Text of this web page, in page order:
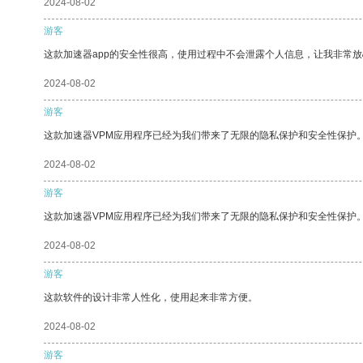
2024-08-02
游客
这款加速器app的安全性很高，使用过程中不会泄露个人信息，让我非常放
2024-08-02
游客
这款加速器VPM应用程序已经为我们带来了无限的隐私保护和安全性保护。
2024-08-02
游客
这款加速器VPM应用程序已经为我们带来了无限的隐私保护和安全性保护。
2024-08-02
游客
这款软件的设计非常人性化，使用起来非常方便。
2024-08-02
游客